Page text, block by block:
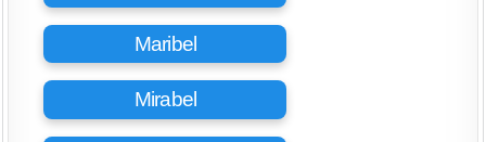
Maribel
Mirabel